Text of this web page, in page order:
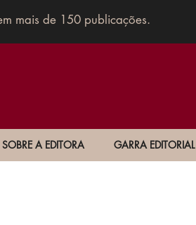
mais de 150 publicações.
SOBRE A EDITORA GARRA EDITORIAL